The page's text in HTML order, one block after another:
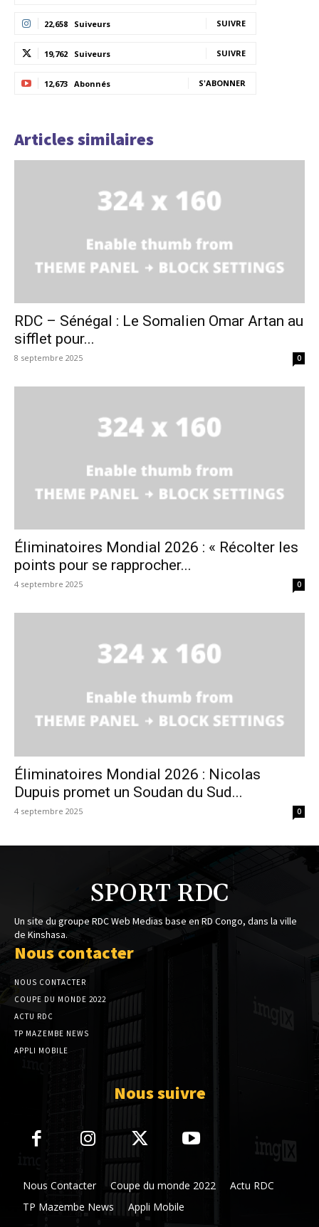
22,658 Suiveurs SUIVRE
19,762 Suiveurs SUIVRE
12,673 Abonnés S'ABONNER
Articles similaires
RDC – Sénégal : Le Somalien Omar Artan au
sifflet pour...
8 septembre 2025 0
Éliminatoires Mondial 2026 : « Récolter les
points pour se rapprocher...
4 septembre 2025 0
Éliminatoires Mondial 2026 : Nicolas
Dupuis promet un Soudan du Sud...
4 septembre 2025 0
SPORT RDC
Un site du groupe RDC Web Medias base en RD Congo, dans la ville
de Kinshasa.
Nous contacter
NOUS CONTACTER
COUPE DU MONDE 2022
ACTU RDC
TP MAZEMBE NEWS
APPLI MOBILE
Nous suivre
Nous Contacter Coupe du monde 2022
Actu RDC
TP Mazembe News
Appli Mobile